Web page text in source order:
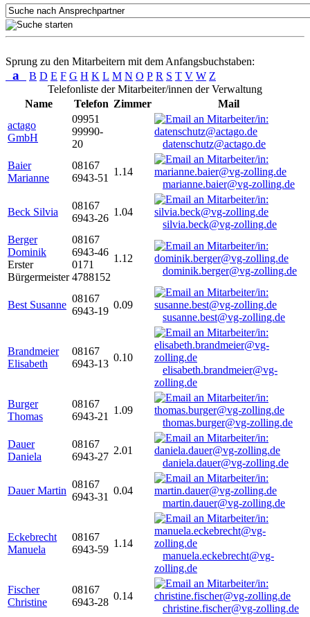
Sprung zu den Mitarbeitern mit dem Anfangsbuchstaben:
a B D E F G H K L M N O P R S T V W Z
Telefonliste der Mitarbeiter/innen der Verwaltung
Name
Telefon Zimmer
Mail
actago
GmbH
09951
99990-
20
datenschutz@actago.de
Baier
Marianne
08167
6943-51
1.14
marianne.baier@vg-zolling.de
Beck Silvia
08167
6943-26
1.04
silvia.beck@vg-zolling.de
Berger
Dominik
Erster
Bürgermeister
08167
6943-46
0171
4788152
1.12
dominik.berger@vg-zolling.de
Best Susanne
08167
6943-19
0.09
susanne.best@vg-zolling.de
Brandmeier
Elisabeth
08167
6943-13
0.10
elisabeth.brandmeier@vg-
zolling.de
Burger
Thomas
08167
6943-21
1.09
thomas.burger@vg-zolling.de
Dauer
Daniela
08167
6943-27
2.01
daniela.dauer@vg-zolling.de
Dauer Martin
08167
6943-31
0.04
martin.dauer@vg-zolling.de
Eckebrecht
Manuela
08167
6943-59
1.14
manuela.eckebrecht@vg-
zolling.de
Fischer
Christine
08167
6943-28
0.14
christine.fischer@vg-zolling.de